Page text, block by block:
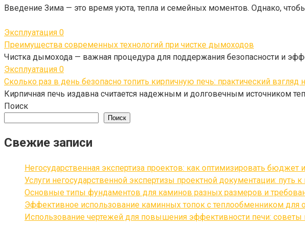
Введение Зима — это время уюта, тепла и семейных моментов. Однако,
Эксплуатация 0
Преимущества современных технологий при чистке дымоходов
Чистка дымохода — важная процедура для поддержания безопасности и
Эксплуатация 0
Сколько раз в день безопасно топить кирпичную печь: практический взгляд
Кирпичная печь издавна считается надежным и долговечным источником
Поиск
Поиск
Свежие записи
Негосударственная экспертиза проектов: как оптимизировать бюджет
Услуги негосударственной экспертизы проектной документации: путь
Основные типы фундаментов для каминов разных размеров и
Эффективное использование каминных топок с теплообменником для
Использование чертежей для повышения эффективности печи: советы